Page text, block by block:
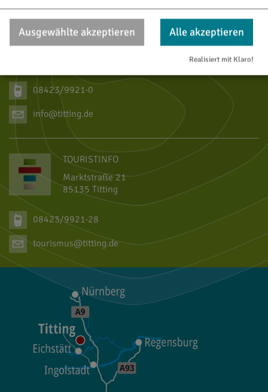
MARKT TITTING
Rathausplatz 1
08423/9921-0
info@titting.de
TOURISTINFO
Marktstraße 21
85135 Titting
08423/9921-28
tourismus@titting.de
Ausgewählte akzeptieren Alle akzeptieren
Realisiert mit Klaro!